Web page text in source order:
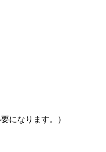
になります。）